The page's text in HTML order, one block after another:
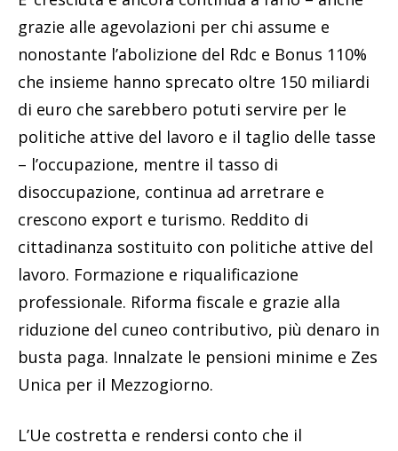
grazie alle agevolazioni per chi assume e
nonostante l’abolizione del Rdc e Bonus 110%
che insieme hanno sprecato oltre 150 miliardi
di euro che sarebbero potuti servire per le
politiche attive del lavoro e il taglio delle tasse
– l’occupazione, mentre il tasso di
disoccupazione, continua ad arretrare e
crescono export e turismo. Reddito di
cittadinanza sostituito con politiche attive del
lavoro. Formazione e riqualificazione
professionale. Riforma fiscale e grazie alla
riduzione del cuneo contributivo, più denaro in
busta paga. Innalzate le pensioni minime e Zes
Unica per il Mezzogiorno.
L’Ue costretta e rendersi conto che il